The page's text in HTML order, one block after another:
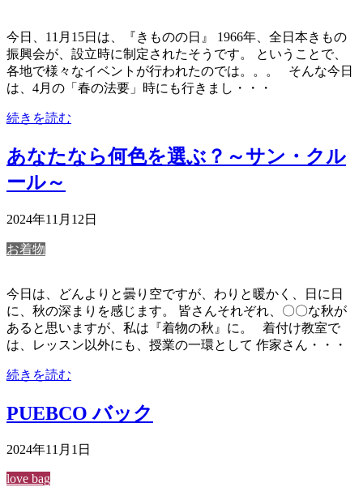
今日、11月15日は、『きものの日』 1966年、全日本きもの
振興会が、設立時に制定されたそうです。 ということで、
各地で様々なイベントが行われたのでは。。。 そんな今日
は、4月の「春の法要」時にも行きまし・・・
続きを読む
あなたなら何色を選ぶ？～サン・クル
ール～
2024年11月12日
お着物
今日は、どんよりと曇り空ですが、わりと暖かく、日に日
に、秋の深まりを感じます。 皆さんそれぞれ、〇〇な秋が
あると思いますが、私は『着物の秋』に。 着付け教室で
は、レッスン以外にも、授業の一環として 作家さん・・・
続きを読む
PUEBCO バック
2024年11月1日
love bag